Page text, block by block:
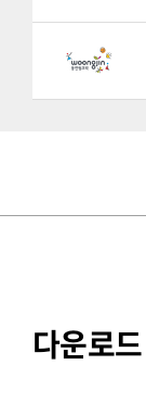
다운로드